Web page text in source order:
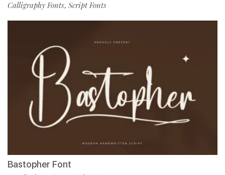
Calligraphy Fonts, Script Fonts
Bastopher Font